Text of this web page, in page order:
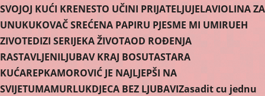
SVOJOJ KUĆI KRENESTO UČINI PRIJATELJUJELAVIOLINA ZA
UNUKUKOVAČ SREĆENA PAPIRU PJESME MI UMIRUEH
ZIVOTEDIZI SERIJEKA ŽIVOTAOD ROÐENJA
RASTAVLJENILJUBAV KRAJ BOSUTASTARA
KUĆAREPKAMOROVIĆ JE NAJLJEPŠI NA
SVIJETUMAMURLUKDJECA BEZ LJUBAVIZasadit cu jednu